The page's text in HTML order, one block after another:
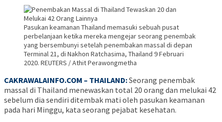
Pasukan keamanan Thailand memasuki sebuah pusat
perbelanjaan ketika mereka mengejar seorang penembak
yang bersembunyi setelah penembakan massal di depan
Terminal 21, di Nakhon Ratchasima, Thailand 9 Februari
2020. REUTERS / Athit Perawongmetha
CAKRAWALAINFO.COM – THAILAND:Seorang penembak
massal di Thailand menewaskan total 20 orang dan melukai 42
sebelum dia sendiri ditembak mati oleh pasukan keamanan
pada hari Minggu, kata seorang pejabat kesehatan.